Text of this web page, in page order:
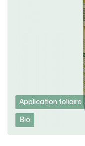
Application foliaire
Bio